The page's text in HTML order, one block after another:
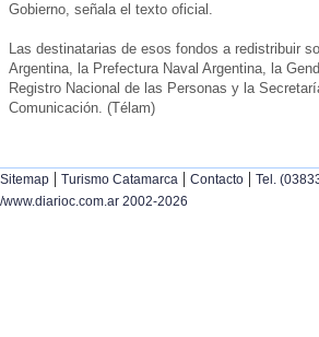
Gobierno, señala el texto oficial.
Las destinatarias de esos fondos a redistribuir
Argentina, la Prefectura Naval Argentina, la
Registro Nacional de las Personas y la
Comunicación. (Télam)
Sitemap | Turismo Catamarca | Contacto | Tel.
/www.diarioc.com.ar 2002-2026